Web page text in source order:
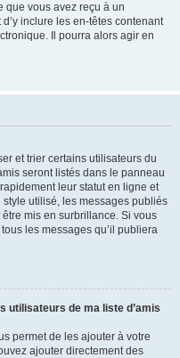
que vous avez reçu à un
inclure les en-têtes contenant
Il pourra alors agir en
et trier certains utilisateurs du
seront listés dans le panneau
leur statut en ligne et
utilisé, les messages publiés
mis en surbrillance. Si vous
les messages qu’il publiera
utilisateurs de ma liste d’amis
permet de les ajouter à votre
ajouter directement des